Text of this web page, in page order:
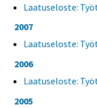
Laatuseloste:
2007
Laatuseloste:
2006
Laatuseloste:
2005